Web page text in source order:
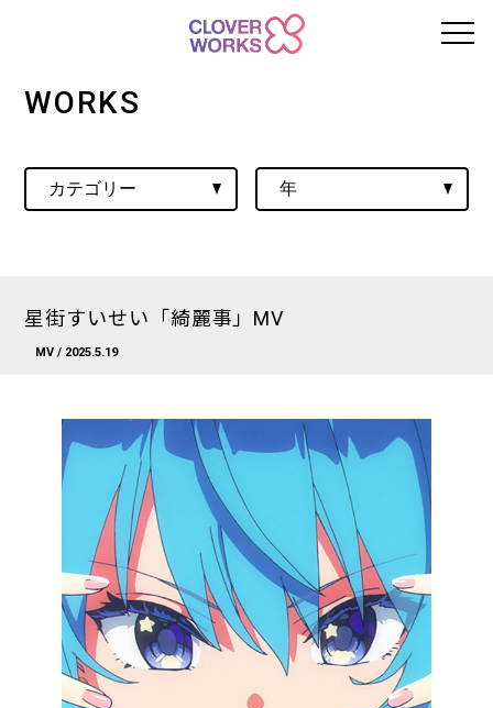
WORKS
星街すいせい「綺麗事」MV
MV / 2025.5.19